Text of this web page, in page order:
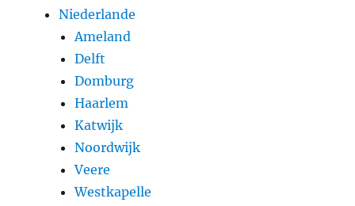
Niederlande
Ameland
Delft
Domburg
Haarlem
Katwijk
Noordwijk
Veere
Westkapelle